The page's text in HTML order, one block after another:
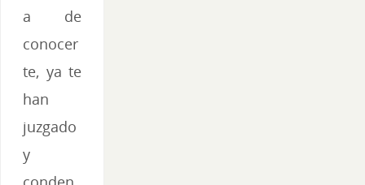
a de
conocer
te, ya te
han
juzgado
y